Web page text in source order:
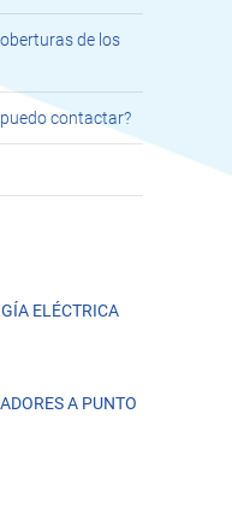
de los
contactar?
ELÉCTRICA
A PUNTO